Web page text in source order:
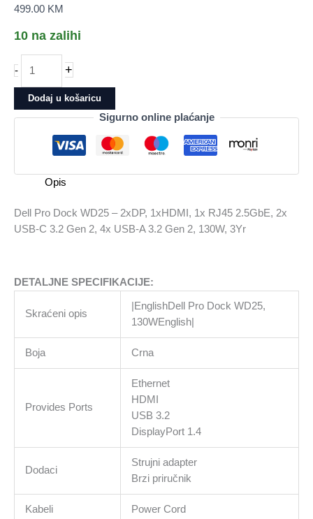
499.00 KM
10 na zalihi
-
Pro
Dock
WD25
1xHDMI,
1x
2.5GbE,
2x
Gen
4x
USB-
A
3.2
količina
+
Dodaj u košaricu
Sigurno online plaćanje
Opis
Dell Pro Dock WD25 – 2xDP, 1xHDMI, 1x RJ45 2.5GbE, 2x
USB-C 3.2 Gen 2, 4x USB-A 3.2 Gen 2, 130W, 3Yr
DETALJNE SPECIFIKACIJE:
Skraćeni opis
|EnglishDell Pro Dock WD25,
130WEnglish|
Boja Crna
Provides Ports
Ethernet
HDMI
USB 3.2
DisplayPort 1.4
Dodaci
Strujni adapter
Brzi priručnik
Kabeli Power Cord